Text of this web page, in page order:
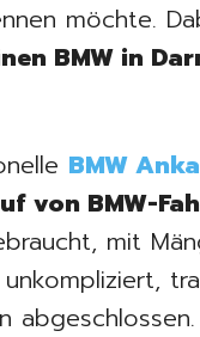
möchte.
BMW in
BMW
von BMW-
mit
abgeschlossen.